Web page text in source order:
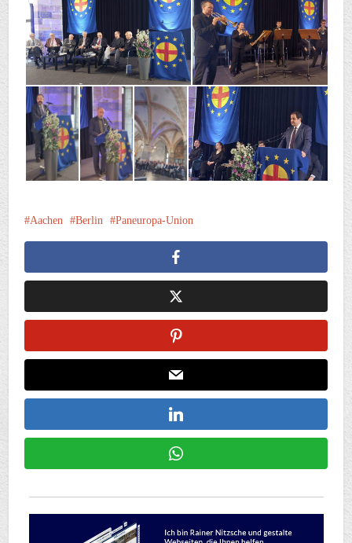
Aachen Berlin Paneuropa-Union